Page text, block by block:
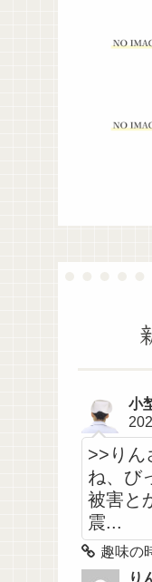
小
>>りん
ね、び
被害と
震...
趣味の
り